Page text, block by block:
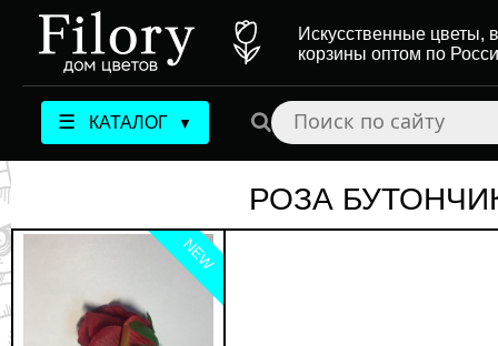
Искусственные цветы,
корзины оптом по
☰ КАТАЛОГ ▼
РОЗА
NEW